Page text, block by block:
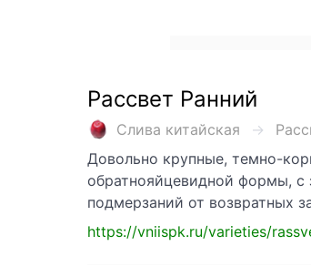
Рассвет Ранний
Слива китайская
Довольно крупные, темно-
обратнояйцевидной формы, с
подмерзаний от возвратных
https://vniispk.ru/varieties/